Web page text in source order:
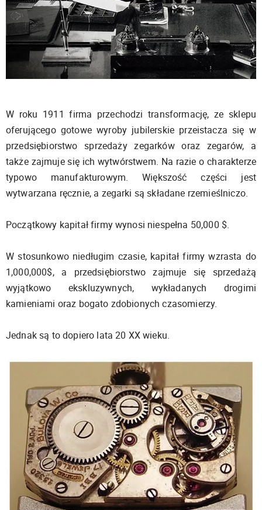
W roku 1911 firma przechodzi transformację, ze sklepu
oferującego gotowe wyroby jubilerskie przeistacza się w
przedsiębiorstwo sprzedaży zegarków oraz zegarów, a
także zajmuje się ich wytwórstwem. Na razie o charakterze
typowo manufakturowym. Większość części jest
wytwarzana ręcznie, a zegarki są składane rzemieślniczo.
Początkowy kapitał firmy wynosi niespełna 50,000 $.
W stosunkowo niedługim czasie, kapitał firmy wzrasta do
1,000,000$, a przedsiębiorstwo zajmuje się sprzedażą
wyjątkowo ekskluzywnych, wykładanych drogimi
kamieniami oraz bogato zdobionych czasomierzy.
Jednak są to dopiero lata 20 XX wieku.